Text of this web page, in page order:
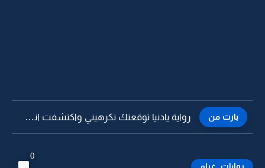
بارت من رواية يادنيا توقعتك تكرهيني واكتشفت انك تذليني -9
0